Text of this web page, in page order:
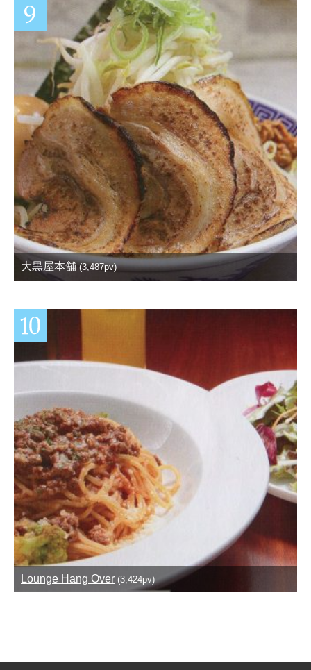
大黒屋本舗 (3,487pv)
Lounge Hang Over (3,424pv)